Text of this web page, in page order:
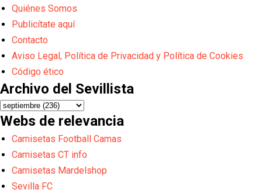
Quiénes Somos
Publicítate aquí
Contacto
Aviso Legal, Política de Privacidad y Política de Cookies
Código ético
Archivo del Sevillista
Webs de relevancia
Camisetas Football Camas
Camisetas CT info
Camisetas Mardelshop
Sevilla FC